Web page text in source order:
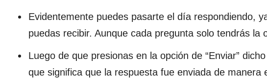
Evidentemente puedes pasarte el día respondiendo,
puedas recibir. Aunque cada pregunta solo tendrás la
Luego de que presionas en la opción de “Enviar”
que significa que la respuesta fue enviada de